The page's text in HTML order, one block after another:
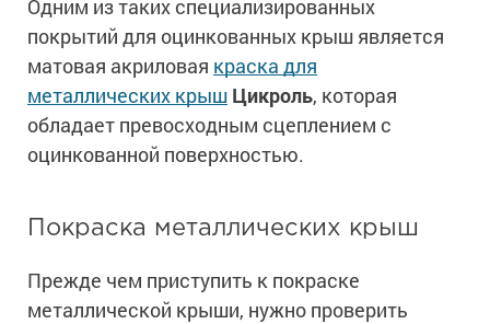
Одним из таких специализированных
покрытий для оцинкованных крыш является
матовая акриловая краска для
металлических крыш Цикроль, которая
обладает превосходным сцеплением с
оцинкованной поверхностью.
Покраска металлических крыш
Прежде чем приступить к покраске
металлической крыши, нужно проверить